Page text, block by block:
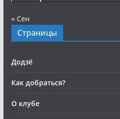
« Сен
Страницы
Додзё
Как добраться?
О клубе